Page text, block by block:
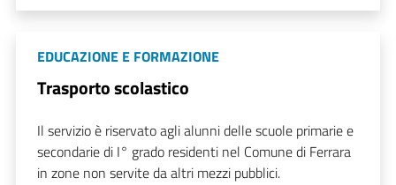
EDUCAZIONE E FORMAZIONE
Trasporto scolastico
Il servizio è riservato agli alunni delle scuole primarie e
secondarie di I° grado residenti nel Comune di Ferrara
in zone non servite da altri mezzi pubblici.